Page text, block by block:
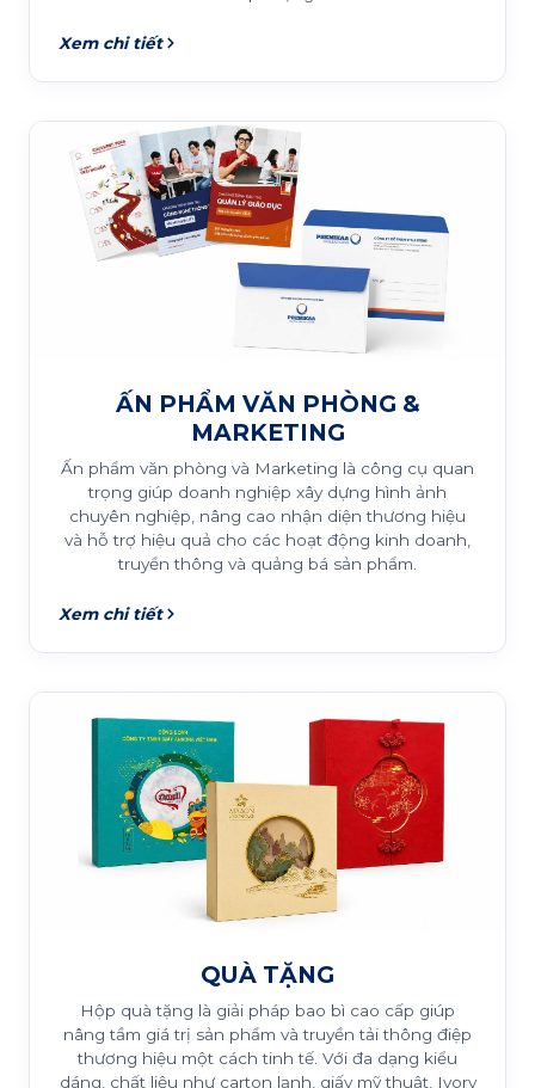
Xem chi tiết
ẤN PHẨM VĂN PHÒNG &
MARKETING
Ấn phẩm văn phòng và Marketing là công cụ quan
trọng giúp doanh nghiệp xây dựng hình ảnh
chuyên nghiệp, nâng cao nhận diện thương hiệu
và hỗ trợ hiệu quả cho các hoạt động kinh doanh,
truyền thông và quảng bá sản phẩm.
Xem chi tiết
QUÀ TẶNG
Hộp quà tặng là giải pháp bao bì cao cấp giúp
nâng tầm giá trị sản phẩm và truyền tải thông điệp
thương hiệu một cách tinh tế. Với đa dạng kiểu
dáng, chất liệu như carton lạnh, giấy mỹ thuật, Ivory